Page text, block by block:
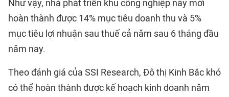
Như vậy, nhà phát triển khu công nghiệp này mới
hoàn thành được 14% mục tiêu doanh thu và 5%
mục tiêu lợi nhuận sau thuế cả năm sau 6 tháng đầu
năm nay.
Theo đánh giá của SSI Research, Đô thị Kinh Bắc khó
có thể hoàn thành được kế hoạch kinh doanh năm